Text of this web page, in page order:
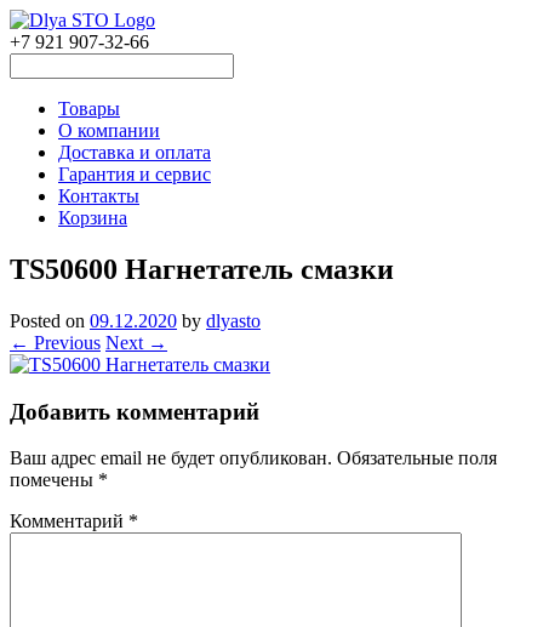
+7 921 907-32-66
Товары
О компании
Доставка и оплата
Гарантия и сервис
Контакты
Корзина
TS50600 Нагнетатель смазки
Posted on 09.12.2020 by dlyasto
← Previous Next →
Добавить комментарий
Ваш адрес email не будет опубликован. Обязательные поля
помечены *
Комментарий *